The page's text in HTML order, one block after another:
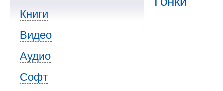
Книги
Видео
Аудио
Софт